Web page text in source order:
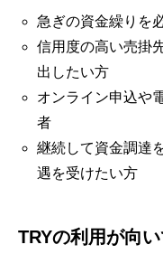
急ぎの資金繰りを
信用度の高い売掛
出したい方
オンライン申込や
者
継続して資金調達
遇を受けたい方
TRYの利用が向